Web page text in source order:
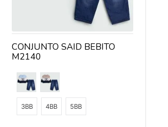
3BB 4BB 5BB
CONJUNTO SAID BEBITO
M2140